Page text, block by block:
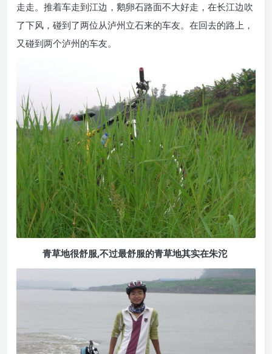
走走。推着车走到江边，鹅卵石路面不大好走，在长江边吹
了下风，碰到了两位从泸州立石来的车友。在回去的路上，
又碰到两个泸州的车友。
青草地很舒服,不过最舒服的青草地其实在朱沱